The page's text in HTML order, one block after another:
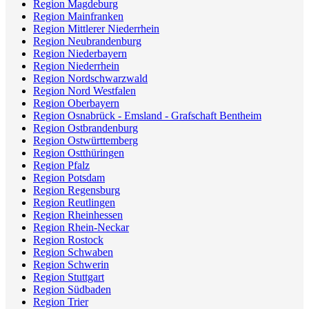
Region Magdeburg
Region Mainfranken
Region Mittlerer Niederrhein
Region Neubrandenburg
Region Niederbayern
Region Niederrhein
Region Nordschwarzwald
Region Nord Westfalen
Region Oberbayern
Region Osnabrück - Emsland - Grafschaft Bentheim
Region Ostbrandenburg
Region Ostwürttemberg
Region Ostthüringen
Region Pfalz
Region Potsdam
Region Regensburg
Region Reutlingen
Region Rheinhessen
Region Rhein-Neckar
Region Rostock
Region Schwaben
Region Schwerin
Region Stuttgart
Region Südbaden
Region Trier